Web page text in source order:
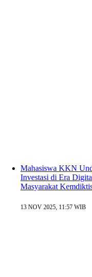
Mahasiswa KKN
Investasi di Era
Masyarakat
13 NOV 2025, 11:57 WIB